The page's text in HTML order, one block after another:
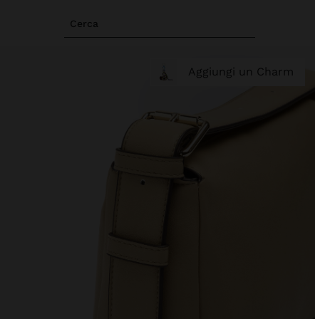
Cerca
Aggiungi un Charm